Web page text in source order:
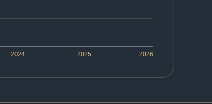
2024 2025 2026